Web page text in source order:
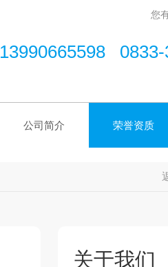
您
13990665598 0833-
公司简介 荣誉资质
关于我们